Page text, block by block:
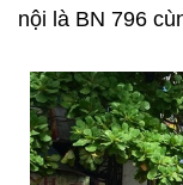
nội là BN 796